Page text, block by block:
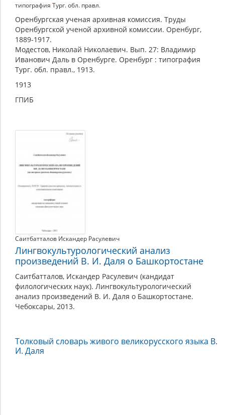
типография Тург. обл. правл.
Оренбургская ученая архивная комиссия. Труды
Оренбургской ученой архивной комиссии. Оренбург,
1889-1917.
Модестов, Николай Николаевич. Вып. 27: Владимир
Иванович Даль в Оренбурге. Оренбург : типография
Тург. обл. правл., 1913.
1913
ГПИБ
Саитбатталов Искандер Расулевич
Лингвокультурологический анализ
произведений В. И. Даля о Башкортостане
Саитбатталов, Искандер Расулевич (кандидат
филологических наук). Лингвокультурологический
анализ произведений В. И. Даля о Башкортостане.
Чебоксары, 2013.
Толковый словарь живого великорусского языка В.
И. Даля